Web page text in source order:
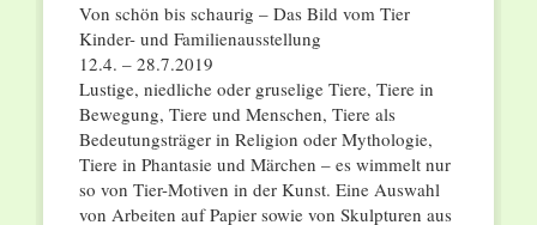
Von schön bis schaurig – Das Bild vom Tier
Kinder- und Familienausstellung
12.4. – 28.7.2019
Lustige, niedliche oder gruselige Tiere, Tiere in
Bewegung, Tiere und Menschen, Tiere als
Bedeutungsträger in Religion oder Mythologie,
Tiere in Phantasie und Märchen – es wimmelt nur
so von Tier-Motiven in der Kunst. Eine Auswahl
von Arbeiten auf Papier sowie von Skulpturen aus